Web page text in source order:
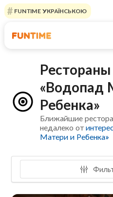
FUNTIME УКРАЇНСЬКОЮ
«Водопад
Ребенка»
Ближайшие
недалеко от
Матери и Ребенка»